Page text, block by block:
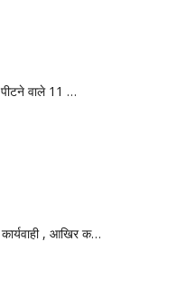
पीटने वाले 11 …
, आखिर क…